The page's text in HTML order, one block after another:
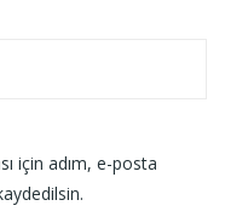
için adım, e-posta